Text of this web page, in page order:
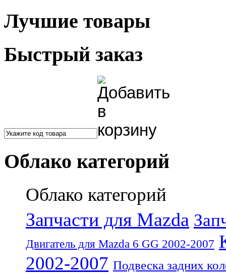
Лучшие товары
Быстрый заказ
Облако категорий
Облако категорий
Запчасти для Mazda
Двигатель для Mazda 6 GG 2002-2007
2002-2007 Подвеска задних